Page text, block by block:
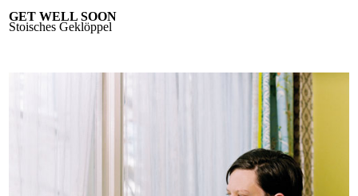
GET WELL SOON
Stoisches Geklöppel